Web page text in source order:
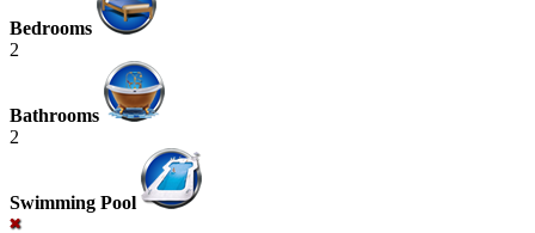
Bedrooms
2
Bathrooms
2
Swimming Pool